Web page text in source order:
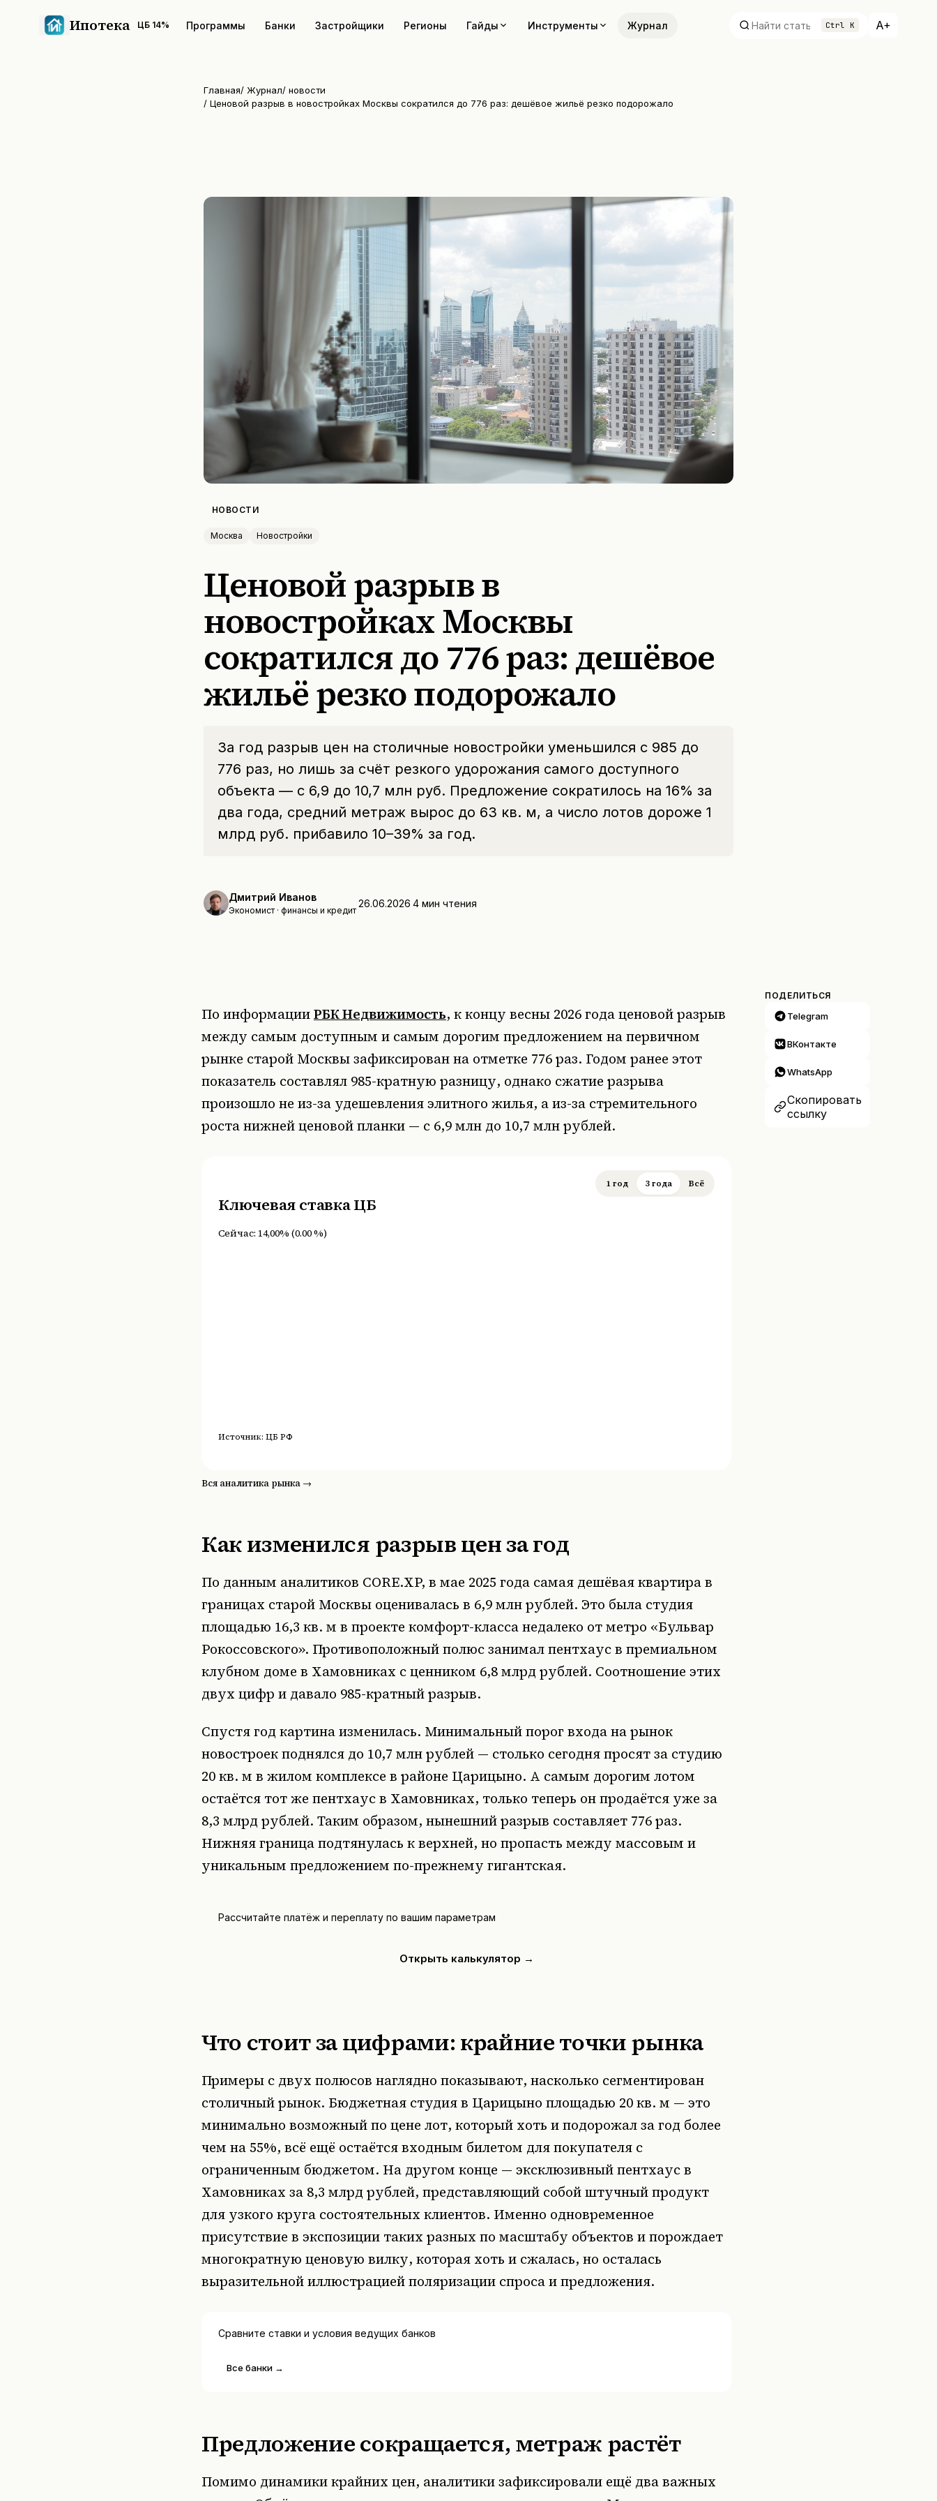
Ипотека ЦБ 14% Программы Банки Застройщики Регионы Гайды Инструменты Журнал Ctrl K A+
Главная/ Журнал/ новости
/ Ценовой разрыв в новостройках Москвы сократился до 776 раз: дешёвое жильё резко подорожало
НОВОСТИ
Москва Новостройки
Ценовой разрыв в
новостройках Москвы
сократился до 776 раз: дешёвое
жильё резко подорожало
За год разрыв цен на столичные новостройки уменьшился с 985 до
776 раз, но лишь за счёт резкого удорожания самого доступного
объекта — с 6,9 до 10,7 млн руб. Предложение сократилось на 16% за
два года, средний метраж вырос до 63 кв. м, а число лотов дороже 1
млрд руб. прибавило 10–39% за год.
Дмитрий Иванов
Экономист · финансы и кредит
26.06.2026 4 мин чтения
По информацииРБК Недвижимость, к концу весны 2026 года ценовой разрыв
между самым доступным и самым дорогим предложением на первичном
рынке старой Москвы зафиксирован на отметке 776 раз. Годом ранее этот
показатель составлял 985-кратную разницу, однако сжатие разрыва
произошло не из-за удешевления элитного жилья, а из-за стремительного
роста нижней ценовой планки — с 6,9 млн до 10,7 млн рублей.
Ключевая ставка ЦБ
Сейчас: 14,00% (0.00%)
1 год 3 года Всё
Источник: ЦБ РФ
Вся аналитика рынка →
Как изменился разрыв цен за год
По данным аналитиков CORE.XP, в мае 2025 года самая дешёвая квартира в
границах старой Москвы оценивалась в 6,9 млн рублей. Это была студия
площадью 16,3 кв. м в проекте комфорт-класса недалеко от метро «Бульвар
Рокоссовского». Противоположный полюс занимал пентхаус в премиальном
клубном доме в Хамовниках с ценником 6,8 млрд рублей. Соотношение этих
двух цифр и давало 985-кратный разрыв.
Спустя год картина изменилась. Минимальный порог входа на рынок
новостроек поднялся до 10,7 млн рублей — столько сегодня просят за студию
20 кв. м в жилом комплексе в районе Царицыно. А самым дорогим лотом
остаётся тот же пентхаус в Хамовниках, только теперь он продаётся уже за
8,3 млрд рублей. Таким образом, нынешний разрыв составляет 776 раз.
Нижняя граница подтянулась к верхней, но пропасть между массовым и
уникальным предложением по-прежнему гигантская.
Рассчитайте платёж и переплату по вашим параметрам
Открыть калькулятор →
Что стоит за цифрами: крайние точки рынка
Примеры с двух полюсов наглядно показывают, насколько сегментирован
столичный рынок. Бюджетная студия в Царицыно площадью 20 кв. м — это
минимально возможный по цене лот, который хоть и подорожал за год более
чем на 55%, всё ещё остаётся входным билетом для покупателя с
ограниченным бюджетом. На другом конце — эксклюзивный пентхаус в
Хамовниках за 8,3 млрд рублей, представляющий собой штучный продукт
для узкого круга состоятельных клиентов. Именно одновременное
присутствие в экспозиции таких разных по масштабу объектов и порождает
многократную ценовую вилку, которая хоть и сжалась, но осталась
выразительной иллюстрацией поляризации спроса и предложения.
Сравните ставки и условия ведущих банков
Все банки →
Предложение сокращается, метраж растёт
Помимо динамики крайних цен, аналитики зафиксировали ещё два важных
ПОДЕЛИТЬСЯ
Telegram
ВКонтакте
WhatsApp
Скопировать
ссылку